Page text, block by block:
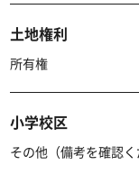
土地権利
所有権
小学校区
その他（備考を確認く